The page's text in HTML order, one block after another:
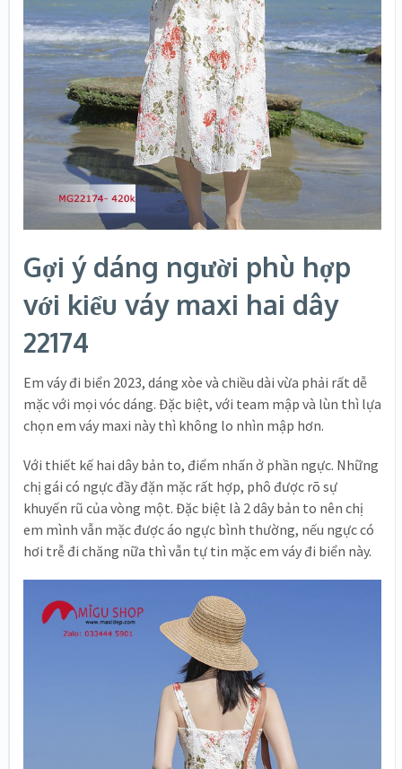
Gợi ý dáng người phù hợp
với kiểu váy maxi hai dây
22174
Em váy đi biển 2023, dáng xòe và chiều dài vừa phải rất dễ
mặc với mọi vóc dáng. Đặc biệt, với team mập và lùn thì lựa
chọn em váy maxi này thì không lo nhìn mập hơn.
Với thiết kế hai dây bản to, điểm nhấn ở phần ngực. Những
chị gái có ngực đầy đặn mặc rất hợp, phô được rõ sự
khuyến rũ của vòng một. Đặc biệt là 2 dây bản to nên chị
em mình vẫn mặc được áo ngực bình thường, nếu ngực có
hơi trễ đi chăng nữa thì vẫn tự tin mặc em váy đi biển này.